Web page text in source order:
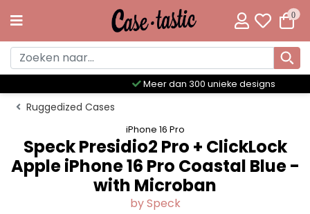
0
Meer dan 300 unieke designs
Ruggedized Cases
iPhone 16 Pro
Speck Presidio2 Pro + ClickLock
Apple iPhone 16 Pro Coastal Blue -
with Microban
by Speck